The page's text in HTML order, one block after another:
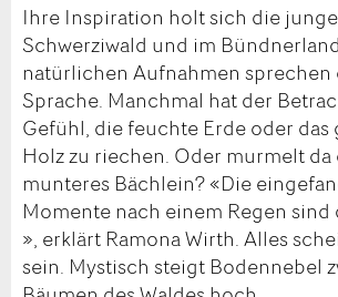
Ihre Inspiration holt sich die
Schwerziwald und im
natürlichen Aufnahmen sprechen
Sprache. Manchmal hat der
Gefühl, die feuchte Erde oder das
Holz zu riechen. Oder murmelt da
munteres Bächlein? «Die
Momente nach einem Regen sind
», erklärt Ramona Wirth. Alles
sein. Mystisch steigt Bodennebel